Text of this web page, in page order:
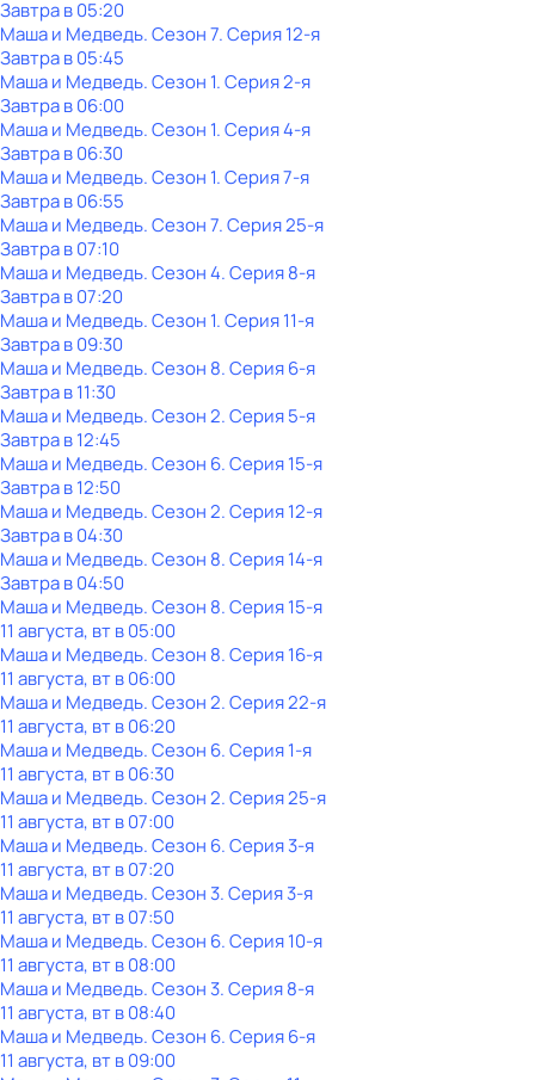
Завтра в 05:20
Маша и Медведь. Сезон 7. Серия 12-я
Завтра в 05:45
Маша и Медведь. Сезон 1. Серия 2-я
Завтра в 06:00
Маша и Медведь. Сезон 1. Серия 4-я
Завтра в 06:30
Маша и Медведь. Сезон 1. Серия 7-я
Завтра в 06:55
Маша и Медведь. Сезон 7. Серия 25-я
Завтра в 07:10
Маша и Медведь. Сезон 4. Серия 8-я
Завтра в 07:20
Маша и Медведь. Сезон 1. Серия 11-я
Завтра в 09:30
Маша и Медведь. Сезон 8. Серия 6-я
Завтра в 11:30
Маша и Медведь. Сезон 2. Серия 5-я
Завтра в 12:45
Маша и Медведь. Сезон 6. Серия 15-я
Завтра в 12:50
Маша и Медведь. Сезон 2. Серия 12-я
Завтра в 04:30
Маша и Медведь. Сезон 8. Серия 14-я
Завтра в 04:50
Маша и Медведь. Сезон 8. Серия 15-я
11 августа, вт в 05:00
Маша и Медведь. Сезон 8. Серия 16-я
11 августа, вт в 06:00
Маша и Медведь. Сезон 2. Серия 22-я
11 августа, вт в 06:20
Маша и Медведь. Сезон 6. Серия 1-я
11 августа, вт в 06:30
Маша и Медведь. Сезон 2. Серия 25-я
11 августа, вт в 07:00
Маша и Медведь. Сезон 6. Серия 3-я
11 августа, вт в 07:20
Маша и Медведь. Сезон 3. Серия 3-я
11 августа, вт в 07:50
Маша и Медведь. Сезон 6. Серия 10-я
11 августа, вт в 08:00
Маша и Медведь. Сезон 3. Серия 8-я
11 августа, вт в 08:40
Маша и Медведь. Сезон 6. Серия 6-я
11 августа, вт в 09:00